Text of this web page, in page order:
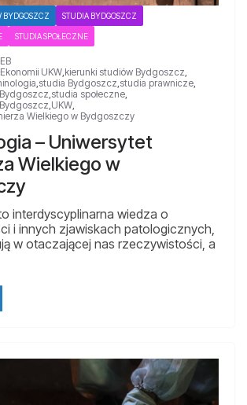
BYDGOSZCZ STUDIA BYDGOSZCZ
STUDIA SPOŁECZNE
EB
UKW kierunki studiów Bydgoszcz
studia Bydgoszcz studia prawnicze
studia społeczne
UKW
Wielkiego w Bydgoszczy
– Uniwersytet
Wielkiego w
interdyscyplinarna wiedza o
i innych zjawiskach patologicznych,
w otaczającej nas rzeczywistości, a